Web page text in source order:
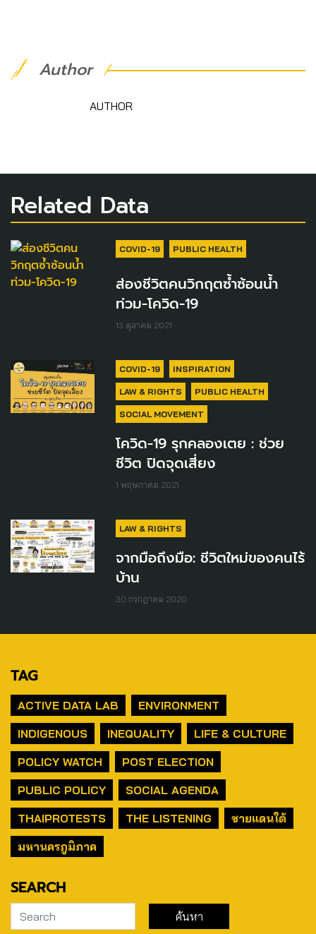
Author
AUTHOR
Related Data
COVID-19 PUBLIC HEALTH
ส่องชีวิตคนวิกฤตซ้ำซ้อนน้ำ
ท่วม-โควิด-19
13 ตุลาคม 2021
COVID-19 INSPIRATION
LAW & RIGHTS PUBLIC HEALTH
SOCIAL MOVEMENT
โควิด-19 รุกคลองเตย : ช่วย
ชีวิต ปิดจุดเสี่ยง
1 พฤษภาคม 2021
LAW & RIGHTS
จากมือถึงมือ: ชีวิตใหม่ของคนไร้
บ้าน
30 กรกฎาคม 2020
TAG
ACTIVE DATA LAB
ENVIRONMENT
INDIGENOUS
INEQUALITY
LIFE & CULTURE
POLICY WATCH
POST ELECTION
PUBLIC POLICY
SOCIAL AGENDA
THAIPROTESTS
THE LISTENING
ชายแดนใต้
มหานครภูมิภาค
SEARCH